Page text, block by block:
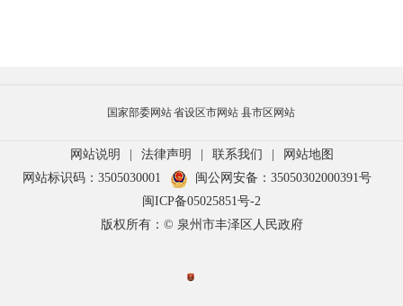
国家部委网站省设区市网站 县市区网站
网站说明 | 法律声明 | 联系我们 |
网站地图
网站标识码：3505030001
闽公网安备：35050302000391号
闽ICP备05025851号-2
版权所有：© 泉州市丰泽区人民政府